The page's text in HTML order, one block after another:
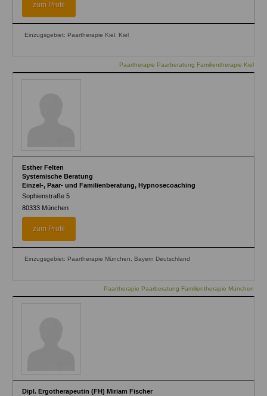
zum Profil
Einzugsgebiet: Paartherapie Kiel, Kiel
Paartherapie Paarberatung Familientherapie Kiel
Esther Felten
Systemische Beratung
Einzel-, Paar- und Familienberatung, Hypnosecoaching
Sophienstraße 5
80333 München
zum Profil
Einzugsgebiet: Paartherapie München, Bayern Deutschland
Paartherapie Paarberatung Familientherapie München
Dipl. Ergotherapeutin (FH) Miriam Fischer